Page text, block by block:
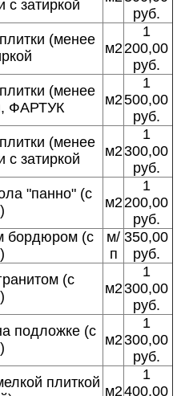
с затиркой
руб.
(менее
м2
1
200,00
руб.
(менее
ФАРТУК
м2
1
500,00
руб.
(менее
с затиркой
м2
1
300,00
руб.
"панно" (с
м2
1
200,00
руб.
бордюром (с
м/
п
350,00
руб.
(с
м2
1
300,00
руб.
подложке (с
м2
1
300,00
руб.
плиткой
м2
1
400,00